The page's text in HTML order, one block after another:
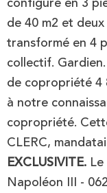
de 40 m2 et
transformé en 4
collectif.
de copropriété 4
à notre
copropriété.
CLERC,
EXCLUSIVITE.
Napoléon III -